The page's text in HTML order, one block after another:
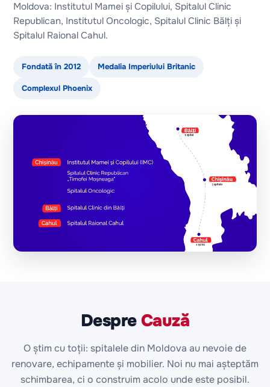
Moldova: Institutul Mamei și Copilului, Spitalul Clinic
Republican, Institutul Oncologic, Spitalul Clinic Bălți și
Spitalul Raional Cahul.
Fondată în 2012 Medalia Imperiului Britanic
Complexul Phoenix
DespreCauză
O știm cu toții: spitalele din Moldova au nevoie de
renovare, echipamente și mobilier. Noi nu mai așteptăm
schimbarea, ci o construim acolo unde este posibil.